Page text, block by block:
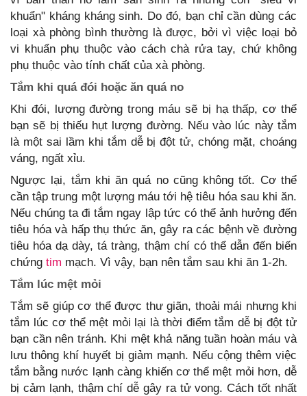
khuẩn" kháng kháng sinh. Do đó, bạn chỉ cần dùng các
loại xà phòng bình thường là được, bởi vì việc loại bỏ
vi khuẩn phụ thuộc vào cách chà rửa tay, chứ không
phụ thuộc vào tính chất của xà phòng.
Tắm khi quá đói hoặc ăn quá no
Khi đói, lượng đường trong máu sẽ bị hạ thấp, cơ thể
bạn sẽ bị thiếu hụt lượng đường. Nếu vào lúc này tắm
là một sai lầm khi tắm dễ bị đột tử, chóng mặt, choáng
váng, ngất xỉu.
Ngược lại, tắm khi ăn quá no cũng không tốt. Cơ thể
cần tập trung một lượng máu tới hệ tiêu hóa sau khi ăn.
Nếu chúng ta đi tắm ngay lập tức có thể ảnh hưởng đến
tiêu hóa và hấp thụ thức ăn, gây ra các bệnh về đường
tiêu hóa dạ dày, tá tràng, thậm chí có thể dẫn đến biến
chứng tim mạch. Vì vậy, bạn nên tắm sau khi ăn 1-2h.
Tắm lúc mệt mỏi
Tắm sẽ giúp cơ thể được thư giãn, thoải mái nhưng khi
tắm lúc cơ thể mệt mỏi lại là thời điểm tắm dễ bị đột tử
bạn cần nên tránh. Khi mệt khả năng tuần hoàn máu và
lưu thông khí huyết bị giảm mạnh. Nếu cộng thêm việc
tắm bằng nước lạnh càng khiến cơ thể mệt mỏi hơn, dễ
bị cảm lạnh, thậm chí dễ gây ra tử vong. Cách tốt nhất